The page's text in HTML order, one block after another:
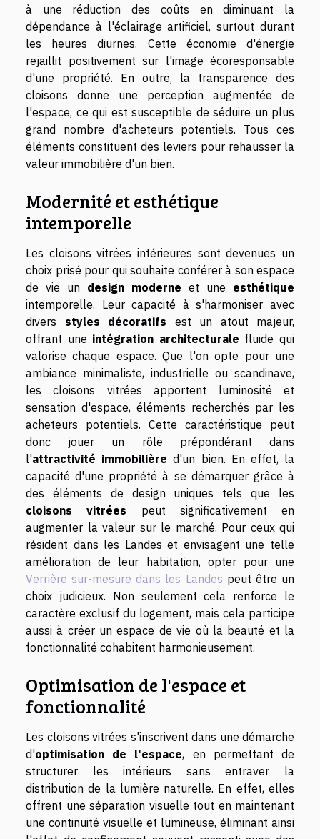
à une réduction des coûts en diminuant la
dépendance à l'éclairage artificiel, surtout durant
les heures diurnes. Cette économie d'énergie
rejaillit positivement sur l'image écoresponsable
d'une propriété. En outre, la transparence des
cloisons donne une perception augmentée de
l'espace, ce qui est susceptible de séduire un plus
grand nombre d'acheteurs potentiels. Tous ces
éléments constituent des leviers pour rehausser la
valeur immobilière d'un bien.
Modernité et esthétique
intemporelle
Les cloisons vitrées intérieures sont devenues un
choix prisé pour qui souhaite conférer à son espace
de vie un design moderne et une esthétique
intemporelle. Leur capacité à s'harmoniser avec
divers styles décoratifs est un atout majeur,
offrant une intégration architecturale fluide qui
valorise chaque espace. Que l'on opte pour une
ambiance minimaliste, industrielle ou scandinave,
les cloisons vitrées apportent luminosité et
sensation d'espace, éléments recherchés par les
acheteurs potentiels. Cette caractéristique peut
donc jouer un rôle prépondérant dans
l'attractivité immobilière d'un bien. En effet, la
capacité d'une propriété à se démarquer grâce à
des éléments de design uniques tels que les
cloisons vitrées peut significativement en
augmenter la valeur sur le marché. Pour ceux qui
résident dans les Landes et envisagent une telle
amélioration de leur habitation, opter pour une
Verrière sur-mesure dans les Landes peut être un
choix judicieux. Non seulement cela renforce le
caractère exclusif du logement, mais cela participe
aussi à créer un espace de vie où la beauté et la
fonctionnalité cohabitent harmonieusement.
Optimisation de l'espace et
fonctionnalité
Les cloisons vitrées s'inscrivent dans une démarche
d'optimisation de l'espace, en permettant de
structurer les intérieurs sans entraver la
distribution de la lumière naturelle. En effet, elles
offrent une séparation visuelle tout en maintenant
une continuité visuelle et lumineuse, éliminant ainsi